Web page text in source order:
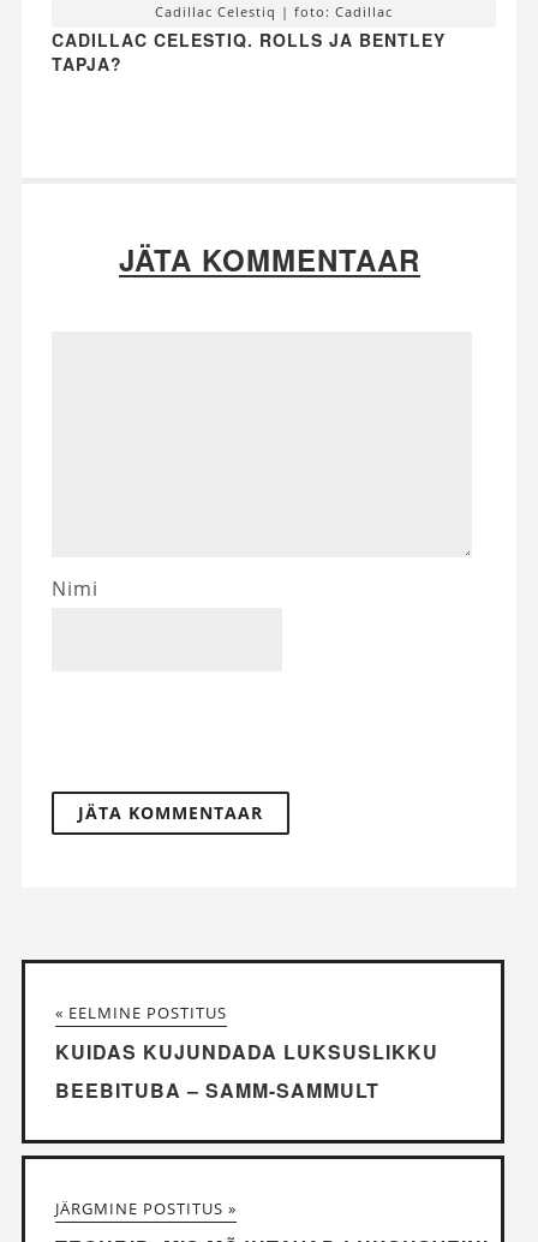
Cadillac Celestiq | foto: Cadillac
CADILLAC CELESTIQ. ROLLS JA BENTLEY
TAPJA?
JÄTA KOMMENTAAR
Nimi
« EELMINE POSTITUS
KUIDAS KUJUNDADA LUKSUSLIKKU
BEEBITUBA – SAMM-SAMMULT
JÄRGMINE POSTITUS »